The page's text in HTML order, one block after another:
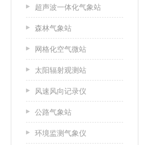
超声波一体化气象站
森林气象站
网格化空气微站
太阳辐射观测站
风速风向记录仪
公路气象站
环境监测气象仪